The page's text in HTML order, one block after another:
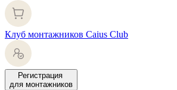
Клуб монтажников Caius Club
Регистрация
для монтажников